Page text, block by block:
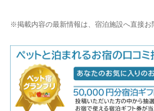
※掲載内容の最新情報は、宿泊施設へ直接お